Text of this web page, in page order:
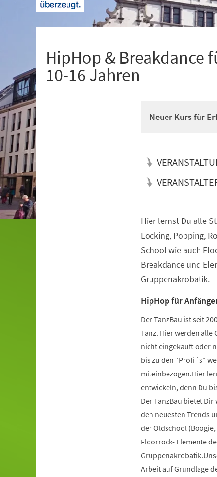
HipHop & Breakdance
10-16 Jahren
Neuer Kurs für
Hier lernst Du alle
Locking, Popping,
School wie auch
Breakdance und
Gruppenakrobatik.
HipHop für
Der TanzBau ist seit
Tanz. Hier werden
nicht eingekauft oder
bis zu den “Profi´s”
miteinbezogen.Hier
entwickeln, denn Du
Der TanzBau bietet
den neuesten Trends
der Oldschool
Floorrock- Elemente
Arbeit auf Grundlage